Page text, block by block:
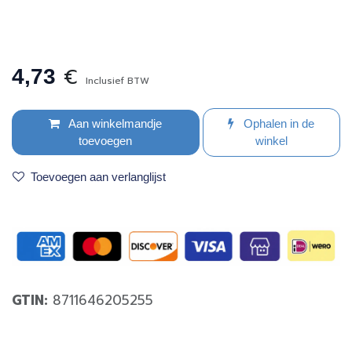
4,73 € Inclusief BTW
Aan winkelmandje
toevoegen
Ophalen in de
winkel
Toevoegen aan verlanglijst
GTIN: 8711646205255